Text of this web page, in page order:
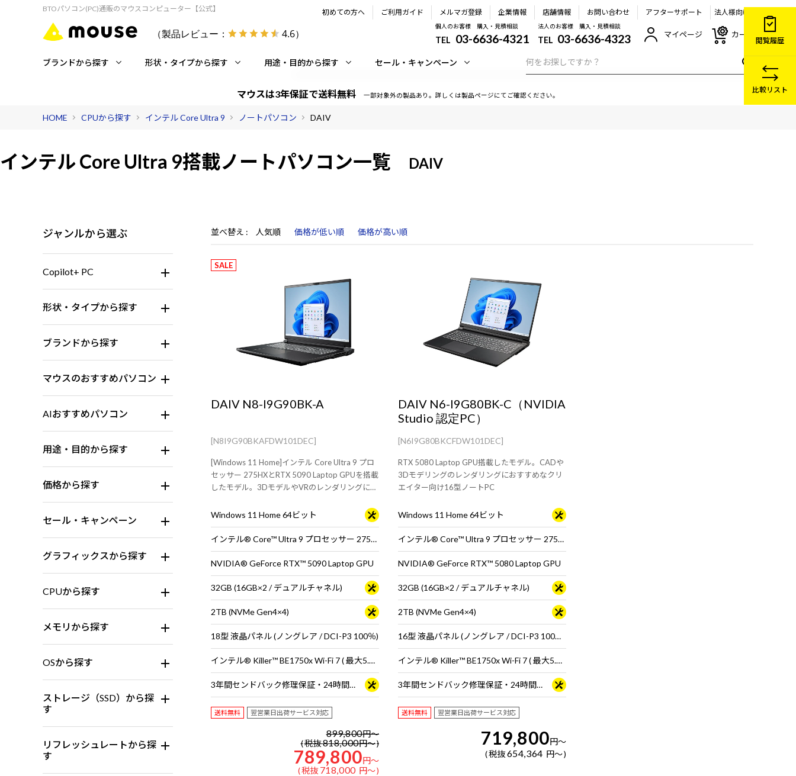
BTOパソコン(PC)通販のマウスコンピューター【公式】
（製品レビュー： 4.6）
初めての方へ ご利用ガイド メルマガ登録 企業情報 店舗情報 お問い合わせ アフターサポート 法人様向け
個人のお客様 購入・見積相談
TEL 03-6636-4321
法人のお客様 購入・見積相談
TEL 03-6636-4323 マイページ カート
ブランドから探す 形状・タイプから探す 用途・目的から探す セール・キャンペーン
マウスは3年保証で送料無料 一部対象外の製品あり。詳しくは製品ページにてご確認ください。
HOME CPUから探す インテル Core Ultra 9 ノートパソコン DAIV
インテル Core Ultra 9搭載ノートパソコン一覧 DAIV
ジャンルから選ぶ
Copilot+ PC
形状・タイプから探す
ブランドから探す
マウスのおすすめパソコン
AIおすすめパソコン
用途・目的から探す
価格から探す
セール・キャンペーン
グラフィックスから探す
CPUから探す
メモリから探す
OSから探す
ストレージ（SSD）から探
す
リフレッシュレートから探
す
並べ替え 人気順 価格が低い順 価格が高い順
SALE
DAIV N8-I9G90BK-A
[N8I9G90BKAFDW101DEC]
[Windows 11 Home]インテル Core Ultra 9 プロ
セッサー 275HXとRTX 5090 Laptop GPUを搭載
したモデル。3DモデルやVRのレンダリングにお
Windows 11 Home 64ビット
インテル® Core™ Ultra 9 プロセッサー 275HX
NVIDIA® GeForce RTX™ 5090 Laptop GPU
32GB (16GB×2 / デュアルチャネル)
2TB (NVMe Gen4×4)
18型 液晶パネル (ノングレア / DCI-P3 100％)
インテル® Killer™ BE1750x Wi-Fi 7 ( 最大5.7Gbps ) 対応 IEEE 802.11 be/ax/ac/a/b/g/n準拠 ＋ Bluetooth 5内蔵
3年間センドバック修理保証・24時間×365日電話サポート
送料無料 翌営業日出荷サービス対応
899,800円～
税抜818,000円～
789,800円～
税抜 718,000 円～
DAIV N6-I9G80BK-C（NVIDIA
Studio 認定PC）
[N6I9G80BKCFDW101DEC]
RTX 5080 Laptop GPU搭載したモデル。CADや
3Dモデリングのレンダリングにおすすめなクリ
エイター向け16型ノートPC
Windows 11 Home 64ビット
インテル® Core™ Ultra 9 プロセッサー 275HX
NVIDIA® GeForce RTX™ 5080 Laptop GPU
32GB (16GB×2 / デュアルチャネル)
2TB (NVMe Gen4×4)
16型 液晶パネル (ノングレア / DCI-P3 100％ / 120Hz対応)
インテル® Killer™ BE1750x Wi-Fi 7 ( 最大5.7Gbps ) 対応 IEEE 802.11 be/ax/ac/a/b/g/n準拠 ＋ Bluetooth 5内蔵
3年間センドバック修理保証・24時間×365日電話サポート
送料無料 翌営業日出荷サービス対応
719,800円～
税抜 654,364 円～
閲覧履歴
比較リスト